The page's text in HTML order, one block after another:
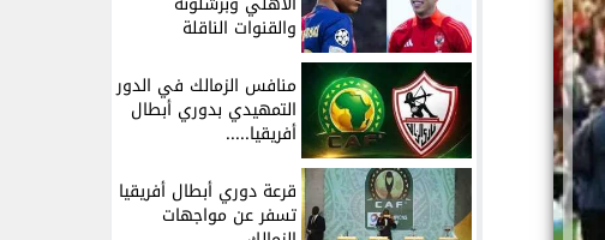
والقنوات الناقلة
منافس الزمالك في الدور
التمهيدي بدوري أبطال
أفريقيا.....
قرعة دوري أبطال أفريقيا
تسفر عن مواجهات